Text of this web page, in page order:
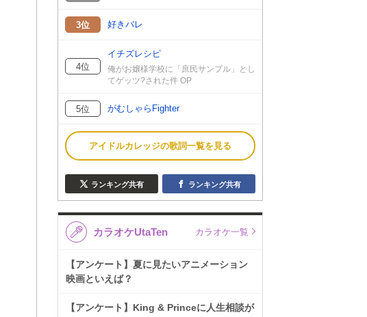
3位 好きバレ
4位
イチズレシピ
俺がお嬢様学校に「庶民サンプル」とし
てゲッツ?された件 OP
5位 がむしゃらFighter
アイドルカレッジの歌詞一覧を見る
ランキング共有 ランキング共有
カラオケUtaTen カラオケ一覧
【アンケート】夏に見たいアニメーション
映画といえば？
【アンケート】King & Princeに人生相談が